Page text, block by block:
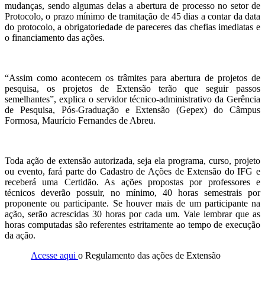
mudanças, sendo algumas delas a abertura de processo no setor de
Protocolo, o prazo mínimo de tramitação de 45 dias a contar da data
do protocolo, a obrigatoriedade de pareceres das chefias imediatas e
o financiamento das ações.
“Assim como acontecem os trâmites para abertura de projetos de
pesquisa, os projetos de Extensão terão que seguir passos
semelhantes”, explica o servidor técnico-administrativo da Gerência
de Pesquisa, Pós-Graduação e Extensão (Gepex) do Câmpus
Formosa, Maurício Fernandes de Abreu.
Toda ação de extensão autorizada, seja ela programa, curso, projeto
ou evento, fará parte do Cadastro de Ações de Extensão do IFG e
receberá uma Certidão. As ações propostas por professores e
técnicos deverão possuir, no mínimo, 40 horas semestrais por
proponente ou participante. Se houver mais de um participante na
ação, serão acrescidas 30 horas por cada um. Vale lembrar que as
horas computadas são referentes estritamente ao tempo de execução
da ação.
Acesse aqui o Regulamento das ações de Extensão